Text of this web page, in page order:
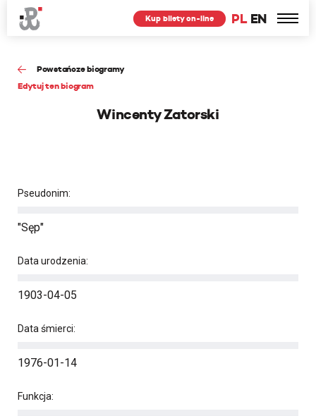
PL EN
Kup bilety on-line
Powstańcze biogramy
Edytuj ten biogram
Wincenty Zatorski
Pseudonim:
"Sęp"
Data urodzenia:
1903-04-05
Data śmierci:
1976-01-14
Funkcja: